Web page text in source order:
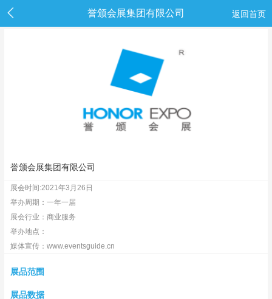
誉颁会展集团有限公司 返回首页
誉颁会展集团有限公司
展会时间:2021年3月26日
举办周期：一年一届
展会行业：商业服务
举办地点：
媒体宣传：www.eventsguide.cn
展品范围
展品数据